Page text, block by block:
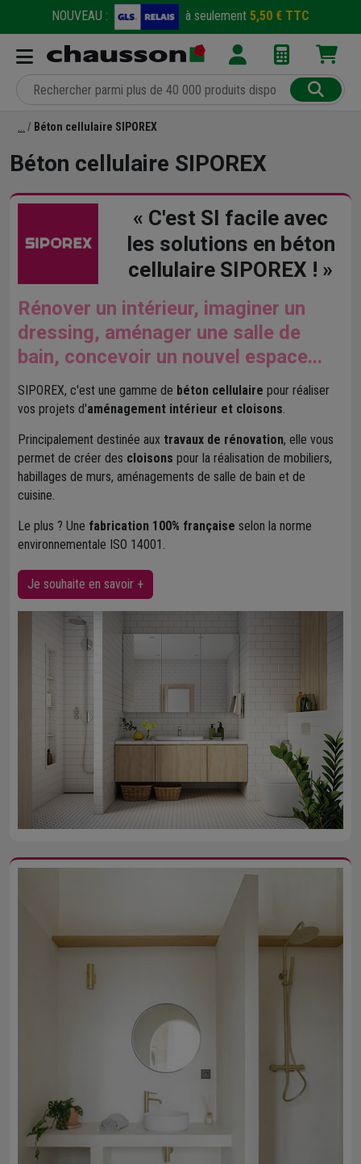
NOUVEAU : à seulement 5,50 € TTC
Béton cellulaire SIPOREX
Béton cellulaire SIPOREX
« C'est SI facile avec
les solutions en béton
cellulaire SIPOREX ! »
Rénover un intérieur, imaginer un
dressing, aménager une salle de
bain, concevoir un nouvel espace...
SIPOREX, c'est une gamme de béton cellulaire pour réaliser
vos projets d'aménagement intérieur et cloisons.
Principalement destinée aux travaux de rénovation, elle vous
permet de créer des cloisons pour la réalisation de mobiliers,
habillages de murs, aménagements de salle de bain et de
cuisine.
Le plus ? Une fabrication 100% française selon la norme
environnementale ISO 14001.
Je souhaite en savoir +